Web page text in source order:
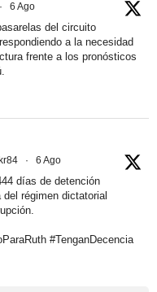
· 6 Ago
del circuito
a la necesidad
frente a los pronósticos
· 6 Ago
días de detención
régimen dictatorial
#TenganDecencia